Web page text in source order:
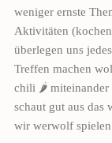
weniger ernste
Aktivitäten
überlegen uns
Treffen machen
chili 🌶 miteinander
schaut gut aus das
wir werwolf